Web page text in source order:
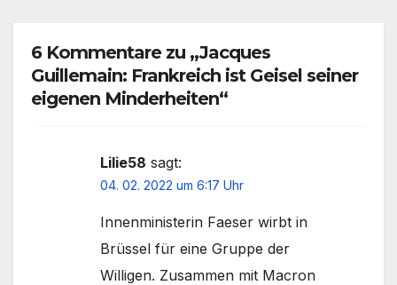
6 Kommentare zu „Jacques
Guillemain: Frankreich ist Geisel seiner
eigenen Minderheiten“
Lilie58 sagt:
04. 02. 2022 um 6:17 Uhr
Innenministerin Faeser wirbt in
Brüssel für eine Gruppe der
Willigen. Zusammen mit Macron